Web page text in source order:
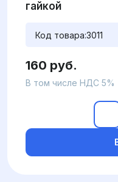
гайкой
Код товара:3011
160 руб.
В том числе НДС 5%